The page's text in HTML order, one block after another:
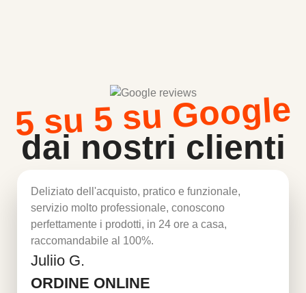
5 su 5 su Google
dai nostri clienti
Deliziato dell'acquisto, pratico e funzionale,
servizio molto professionale, conoscono
perfettamente i prodotti, in 24 ore a casa,
raccomandabile al 100%.
Juliio G.
ORDINE ONLINE